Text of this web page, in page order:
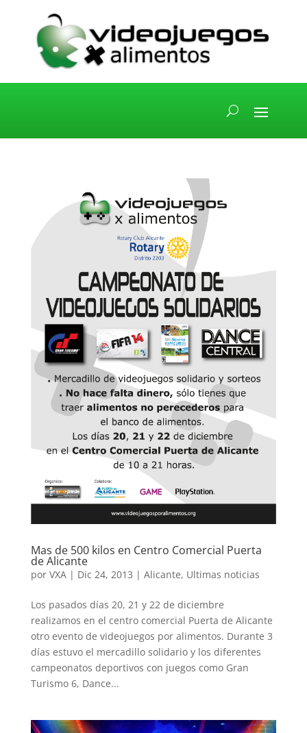
Mas de 500 kilos en Centro Comercial Puerta
de Alicante
por VXA| Dic 24, 2013 | Alicante, Ultimas noticias
Los pasados días 20, 21 y 22 de diciembre
realizamos en el centro comercial Puerta de Alicante
otro evento de videojuegos por alimentos. Durante 3
días estuvo el mercadillo solidario y los diferentes
campeonatos deportivos con juegos como Gran
Turismo 6, Dance...